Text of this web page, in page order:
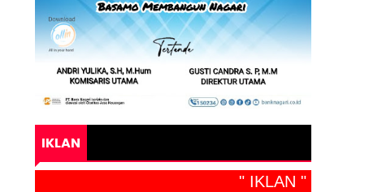
IKLAN
" IKLAN "